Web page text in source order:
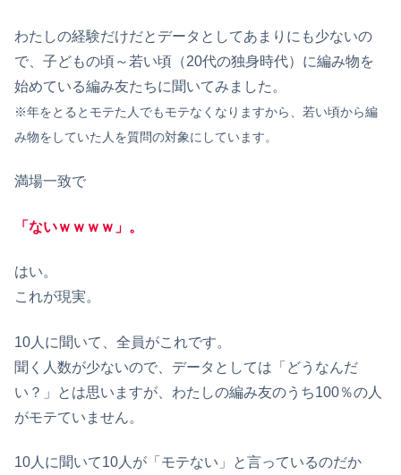
わたしの経験だけだとデータとしてあまりにも少ないの
で、子どもの頃～若い頃（20代の独身時代）に編み物を
始めている編み友たちに聞いてみました。
※年をとるとモテた人でもモテなくなりますから、若い頃から編
み物をしていた人を質問の対象にしています。
満場一致で
「ないｗｗｗｗ」。
はい。
これが現実。
10人に聞いて、全員がこれです。
聞く人数が少ないので、データとしては「どうなんだ
い？」とは思いますが、わたしの編み友のうち100％の人
がモテていません。
10人に聞いて10人が「モテない」と言っているのだか